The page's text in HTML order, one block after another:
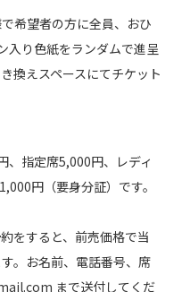
希望者の方に全員、おひ
入り色紙をランダムで進呈
換えスペースにてチケット
指定席5,000円、レディ
円（要身分証）です。
をすると、前売価格で当
。お名前、電話番号、席
まで送付してくだ